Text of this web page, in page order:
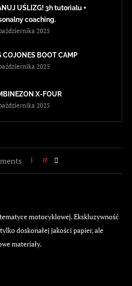
UŚLIZG! 3h tutorialu +
coaching.
2025
COJONES BOOT CAMP
2025
X-FOUR
2025
0
motocyklowej. Ekskluzywność
doskonałej jakości papier, ale
materiały.